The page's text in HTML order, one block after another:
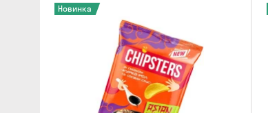
Новинка